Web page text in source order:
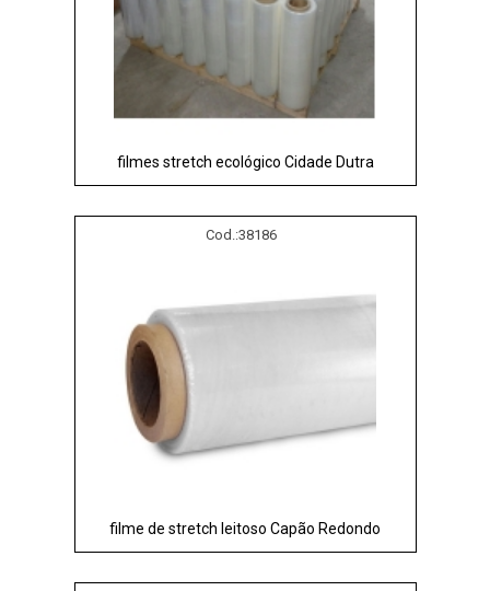
filmes stretch ecológico Cidade Dutra
Cod.:38186
filme de stretch leitoso Capão Redondo